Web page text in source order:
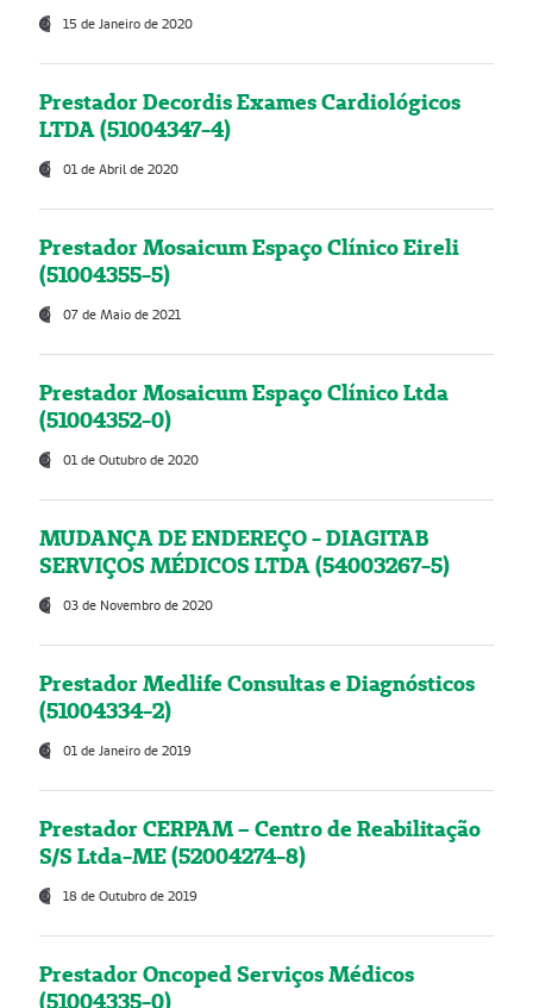
15 de Janeiro de 2020
Prestador Decordis Exames Cardiológicos
LTDA (51004347-4)
01 de Abril de 2020
Prestador Mosaicum Espaço Clínico Eireli
(51004355-5)
07 de Maio de 2021
Prestador Mosaicum Espaço Clínico Ltda
(51004352-0)
01 de Outubro de 2020
MUDANÇA DE ENDEREÇO - DIAGITAB
SERVIÇOS MÉDICOS LTDA (54003267-5)
03 de Novembro de 2020
Prestador Medlife Consultas e Diagnósticos
(51004334-2)
01 de Janeiro de 2019
Prestador CERPAM – Centro de Reabilitação
S/S Ltda-ME (52004274-8)
18 de Outubro de 2019
Prestador Oncoped Serviços Médicos
(51004335-0)